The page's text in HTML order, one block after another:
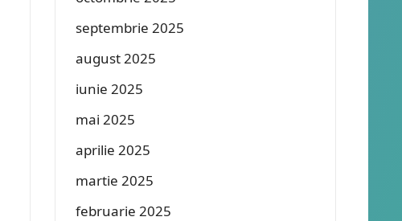
septembrie 2025
august 2025
iunie 2025
mai 2025
aprilie 2025
martie 2025
februarie 2025